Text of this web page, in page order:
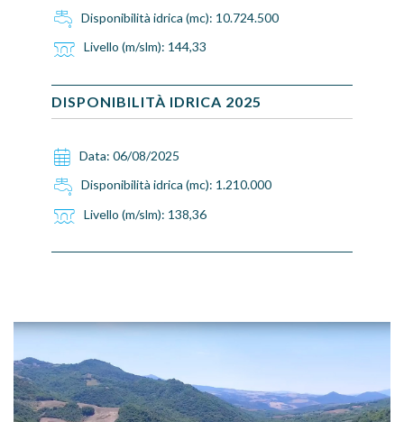
Disponibilità idrica (mc): 10.724.500
Livello (m/slm): 144,33
DISPONIBILITÀ IDRICA 2025
Data: 06/08/2025
Disponibilità idrica (mc): 1.210.000
Livello (m/slm): 138,36